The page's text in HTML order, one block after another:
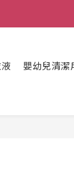
嬰幼兒清潔